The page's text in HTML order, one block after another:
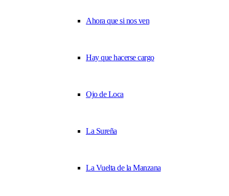
Ahora que si nos ven
Hay que hacerse cargo
Ojo de Loca
La Sureña
La Vuelta de la Manzana